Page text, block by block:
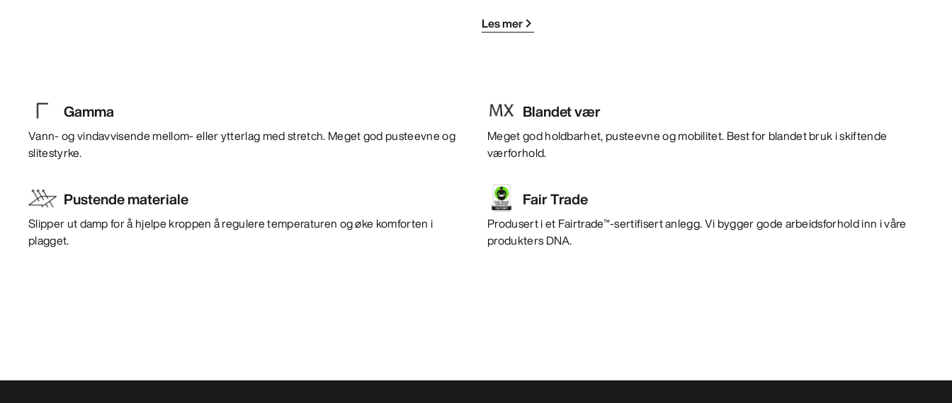
Les mer
Gamma
Vann- og vindavvisende mellom- eller ytterlag med stretch. Meget god pusteevne og
slitestyrke.
Blandet vær
Meget god holdbarhet, pusteevne og mobilitet. Best for blandet bruk i skiftende
værforhold.
Pustende materiale
Slipper ut damp for å hjelpe kroppen å regulere temperaturen og øke komforten i
plagget.
Fair Trade
Produsert i et Fairtrade™-sertifisert anlegg. Vi bygger gode arbeidsforhold inn i våre
produkters DNA.